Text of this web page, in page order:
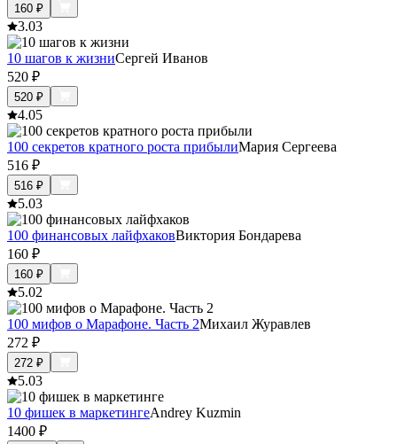
160 ₽
3.03
10 шагов к жизниСергей Иванов
520 ₽
520 ₽
4.05
100 секретов кратного роста прибылиМария Сергеева
516 ₽
516 ₽
5.03
100 финансовых лайфхаковВиктория Бондарева
160 ₽
160 ₽
5.02
100 мифов о Марафоне. Часть 2Михаил Журавлев
272 ₽
272 ₽
5.03
10 фишек в маркетингеAndrey Kuzmin
1400 ₽